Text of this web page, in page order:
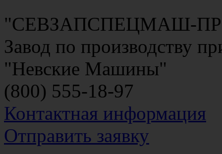
"СЕВЗАПСПЕЦМАШ-
Завод по производству
"Невские Машины"
(800) 555-18-97
Контактная информация
Отправить заявку